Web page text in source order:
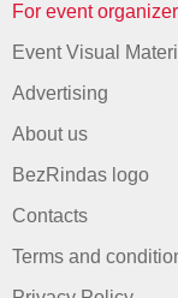
For event
Event Visual
Advertising
About us
BezRindas logo
Contacts
Terms and